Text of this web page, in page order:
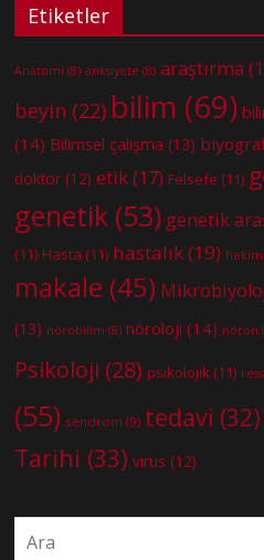
Etiketler
Anatomi (8) anksiyete (8) araştırma
beyin (22) bilim (69)
(14) Bilimsel çalışma (13)
doktor (12) etik(17) Felsefe (11)
genetik (53) genetik
(11) Hasta (11) hastalık(19) hekim
makale (45)
(13) nörobilim (8) nöroloji (14) nöron
Psikoloji (28) psikolojik (11)
(55) sendrom (9) tedavi (32)
Tarihi (33) virüs (12)